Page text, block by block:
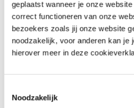
geplaatst wanneer je onze
correct functioneren van onze
bezoekers zoals jij onze website
noodzakelijk, voor anderen kan je
hierover meer in deze
Noodzakelijk